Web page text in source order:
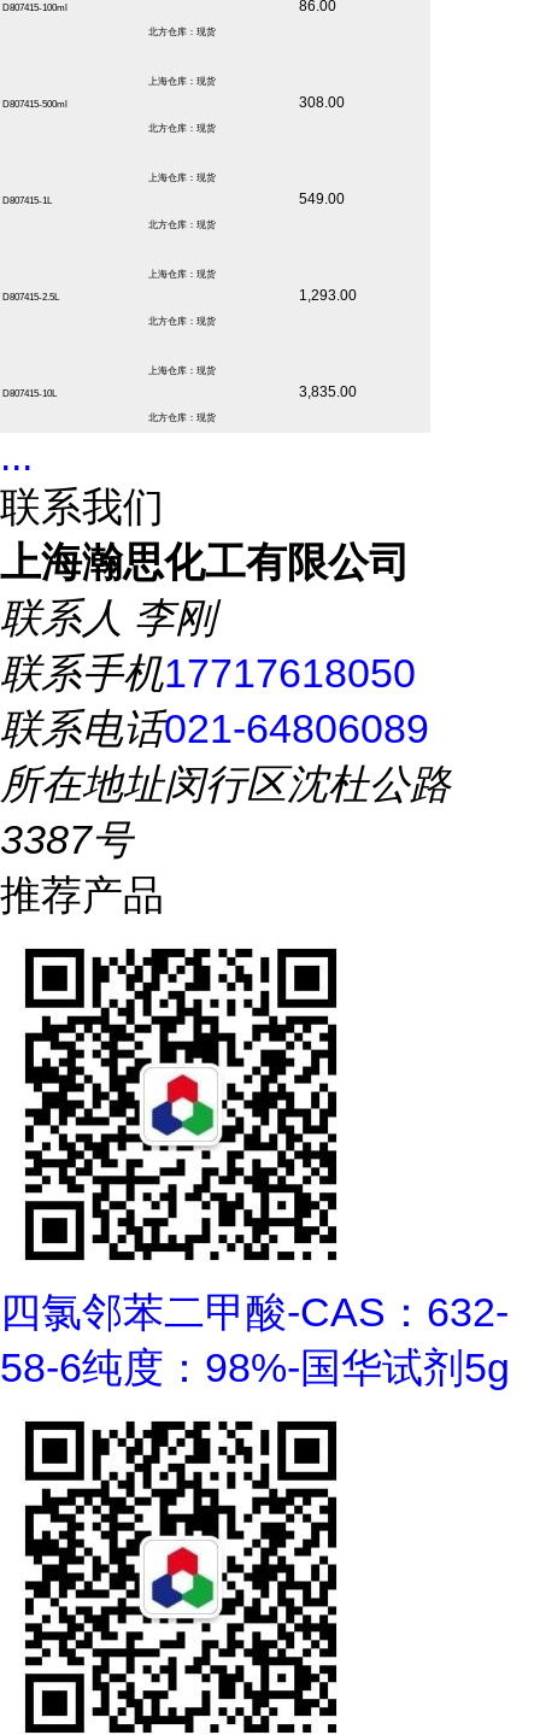
D807415-100ml
北方仓库：现货
86.00
D807415-500ml
上海仓库：现货
北方仓库：现货
308.00
D807415-1L
上海仓库：现货
北方仓库：现货
549.00
D807415-2.5L
上海仓库：现货
北方仓库：现货
1,293.00
D807415-10L
上海仓库：现货
北方仓库：现货
3,835.00
...
联系我们
上海瀚思化工有限公司
联系人 李刚
联系手机17717618050
联系电话021-64806089
所在地址闵行区沈杜公路
3387号
推荐产品
四氯邻苯二甲酸-CAS：632-
58-6纯度：98%-国华试剂5g